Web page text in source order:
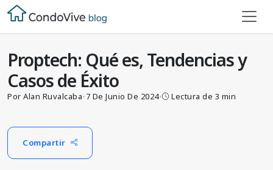
Blog Proptech: Qué es, Tendencias y Casos de Éxito
Proptech: Qué es, Tendencias y
Casos de Éxito
Por Alan Ruvalcaba•7 De Junio De 2024• Lectura de 3 min
Compartir